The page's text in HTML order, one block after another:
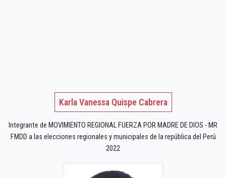
Karla Vanessa Quispe Cabrera
Integrante de MOVIMIENTO REGIONAL FUERZA POR MADRE DE DIOS - MR
FMDD a las elecciones regionales y municipales de la república del Perú
2022